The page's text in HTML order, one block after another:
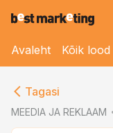
Avaleht Kõik lood
Tagasi
MEEDIA JA REKLAAM